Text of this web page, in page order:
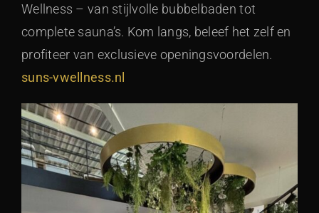
Wellness – van stijlvolle bubbelbaden tot
complete sauna’s. Kom langs, beleef het zelf en
profiteer van exclusieve openingsvoordelen.
suns-vwellness.nl